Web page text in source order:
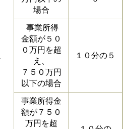
場合
事業所得
金額が５０
０万円を超
え、
７５０万円
以下の場合
１０分の５
事業所得金
額が７５０
万円を超